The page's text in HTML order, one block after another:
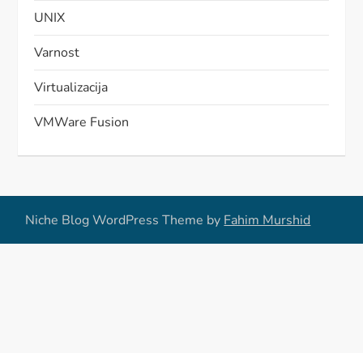
UNIX
Varnost
Virtualizacija
VMWare Fusion
Niche Blog WordPress Theme by Fahim Murshid